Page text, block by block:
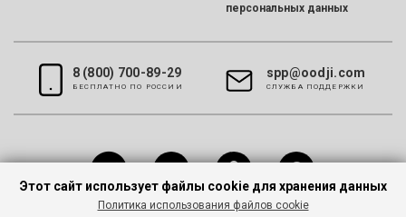
персональных данных
8 (800) 700-89-29
БЕСПЛАТНО ПО РОССИИ
spp@oodji.com
CЛУЖБА ПОДДЕРЖКИ
Этот сайт использует файлы cookie для хранения данных
Политика использования файлов cookie